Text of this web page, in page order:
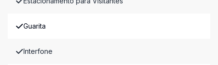
Guarita
Interfone